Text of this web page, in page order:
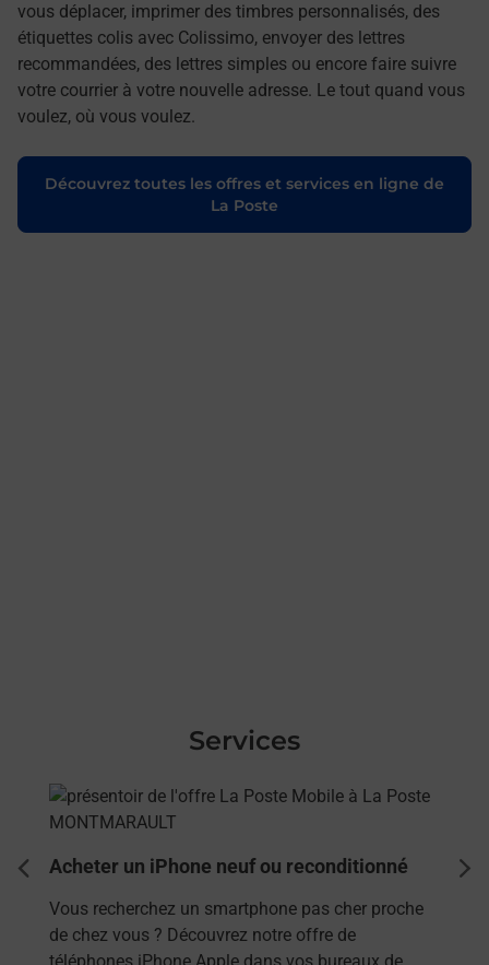
vous déplacer, imprimer des timbres personnalisés, des
étiquettes colis avec Colissimo, envoyer des lettres
recommandées, des lettres simples ou encore faire suivre
votre courrier à votre nouvelle adresse. Le tout quand vous
voulez, où vous voulez.
Découvrez toutes les offres et services en ligne de
La Poste
Services
En savoir plus
Acheter un iPhone neuf ou reconditionné
Vous recherchez un smartphone pas cher proche
de chez vous ? Découvrez notre offre de